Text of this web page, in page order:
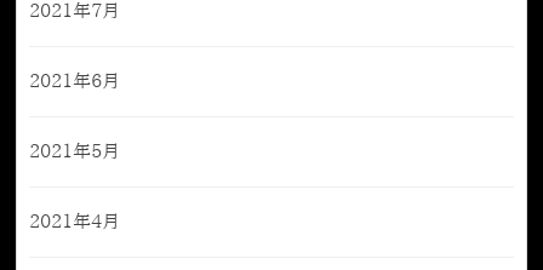
2021年7月
2021年6月
2021年5月
2021年4月